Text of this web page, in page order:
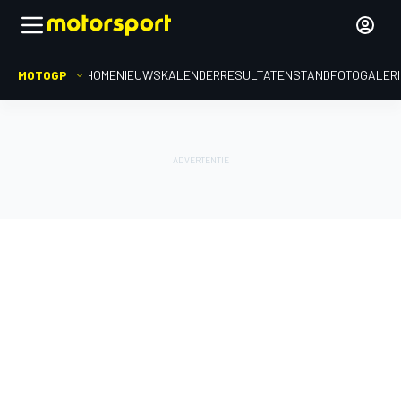
MOTOGP HOMENIEUWSKALENDERRESULTATENSTAND